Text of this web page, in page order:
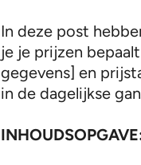
In deze post
je je prijzen
gegevens] en
in de dagelijkse